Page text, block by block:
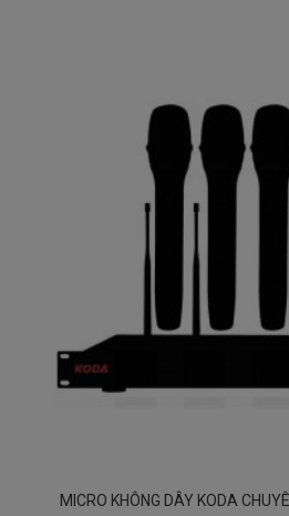
MICRO KHÔNG DÂY KODA